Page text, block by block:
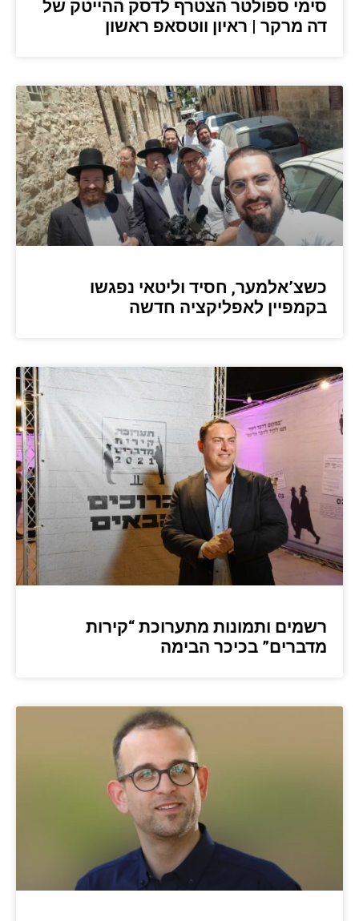
סימי ספולטר הצטרף לדסק ההייטק של
דה מרקר | ראיון ווטסאפ ראשון
כשצ’אלמער, חסיד וליטאי נפגשו
בקמפיין לאפליקציה חדשה
רשמים ותמונות מתערוכת “קירות
מדברים” בכיכר הבימה